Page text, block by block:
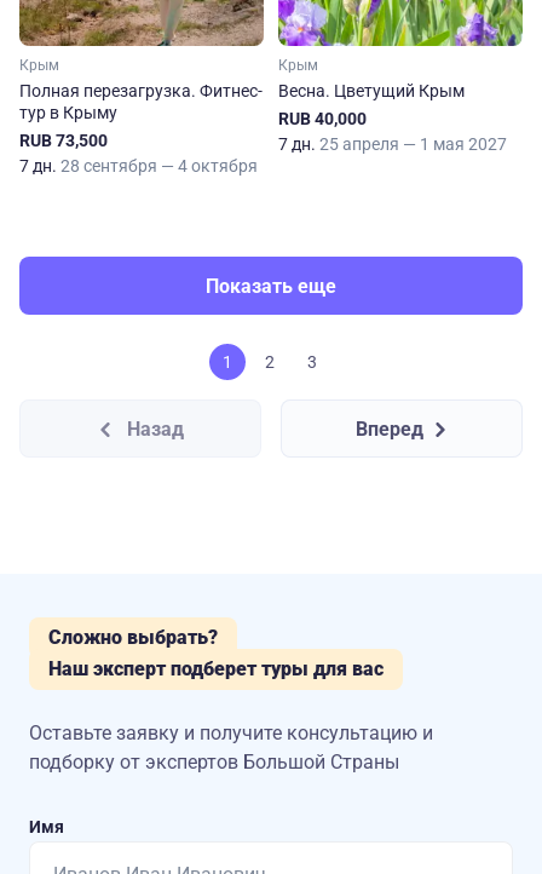
Крым
Полная перезагрузка. Фитнес-
тур в Крыму
RUB 73,500
7 дн. 28 сентября — 4 октября
Крым
Весна. Цветущий Крым
RUB 40,000
7 дн. 25 апреля — 1 мая 2027
Показать еще
1 2 3
Назад Вперед
Сложно выбрать?
Наш эксперт подберет туры для вас
Оставьте заявку и получите консультацию и
подборку от экспертов Большой Страны
Имя